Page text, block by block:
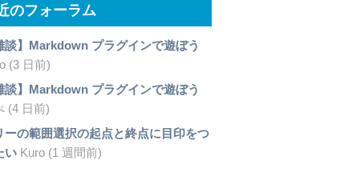
のフォーラム
談】Markdown プラグインで遊ぼう
(3 日前)
談】Markdown プラグインで遊ぼう
(4 日前)
ーの範囲選択の起点と終点に目印をつ
いKuro (1 週間前)